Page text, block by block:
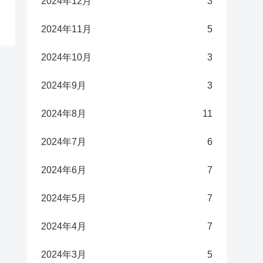
2024年11月 5
2024年10月 3
2024年9月 3
2024年8月 11
2024年7月 6
2024年6月 7
2024年5月 7
2024年4月 7
2024年3月 5